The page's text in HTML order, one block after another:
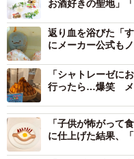
ちに！」「ブッセにも見
き回しの上磔獄門に叙さ
ようかな」などとユーザ
さんに聞きました。
気になるパートナー
ーご無事ですか
お酒好きの聖地」
返り血を浴びた「
にメーカー公式も
「シャトレーゼに
行ったら…爆笑 メ
「子供が怖がって
に仕上げた結果、